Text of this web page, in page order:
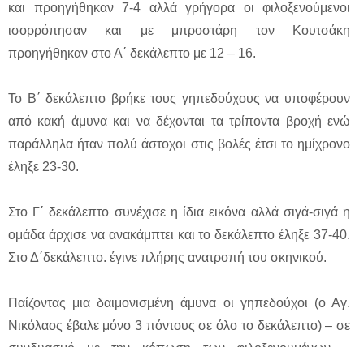
και προηγήθηκαν 7-4 αλλά γρήγορα οι φιλοξενούμενοι
ισορρόπησαν και με μπροστάρη τον Κουτσάκη
προηγήθηκαν στο Α΄ δεκάλεπτο με 12 – 16.
Το Β΄ δεκάλεπτο βρήκε τους γηπεδούχους να υποφέρουν
από κακή άμυνα και να δέχονται τα τρίποντα βροχή ενώ
παράλληλα ήταν πολύ άστοχοι στις βολές έτσι το ημίχρονο
έληξε 23-30.
Στο Γ΄ δεκάλεπτο συνέχισε η ίδια εικόνα αλλά σιγά-σιγά η
ομάδα άρχισε να ανακάμπτει και το δεκάλεπτο έληξε 37-40.
Στο Δ΄δεκάλεπτο. έγινε πλήρης ανατροπή του σκηνικού.
Παίζοντας μια δαιμονισμένη άμυνα οι γηπεδούχοι (ο Αγ.
Νικόλαος έβαλε μόνο 3 πόντους σε όλο το δεκάλεπτο) – σε